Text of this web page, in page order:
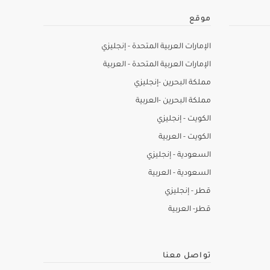
موقع
الإمارات العربية المتحدة - إنجليزي
الإمارات العربية المتحدة - العربية
مملكة البحرين -إنجليزي
مملكة البحرين -العربية
الكويت - إنجليزي
الكويت - العربية
السعودية - إنجليزي
السعودية - العربية
قطر - إنجليزي
قطر- العربية
تواصل معنا